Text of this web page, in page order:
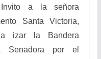
a la señora
Santa Victoria,
a izar la Bandera
por el